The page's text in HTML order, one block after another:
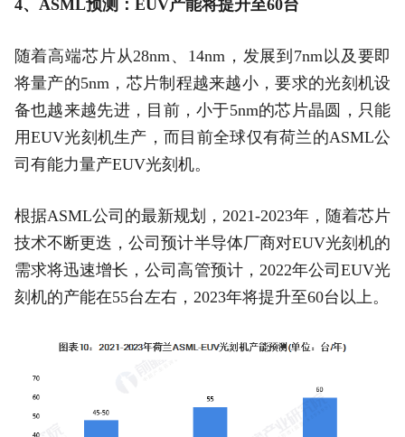
4、ASML预测：EUV产能将提升至60台
随着高端芯片从28nm、14nm，发展到7nm以及要即
将量产的5nm，芯片制程越来越小，要求的光刻机设
备也越来越先进，目前，小于5nm的芯片晶圆，只能
用EUV光刻机生产，而目前全球仅有荷兰的ASML公
司有能力量产EUV光刻机。
根据ASML公司的最新规划，2021-2023年，随着芯片
技术不断更迭，公司预计半导体厂商对EUV光刻机的
需求将迅速增长，公司高管预计，2022年公司EUV光
刻机的产能在55台左右，2023年将提升至60台以上。